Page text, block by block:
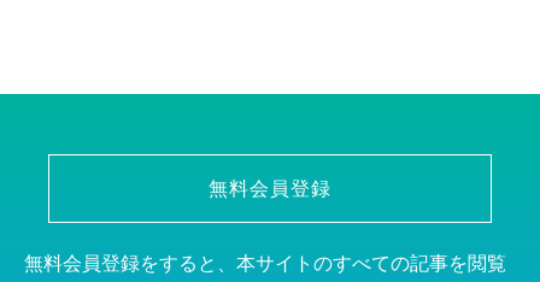
無料会員登録
無料会員登録をすると、本サイトのすべての記事を閲覧